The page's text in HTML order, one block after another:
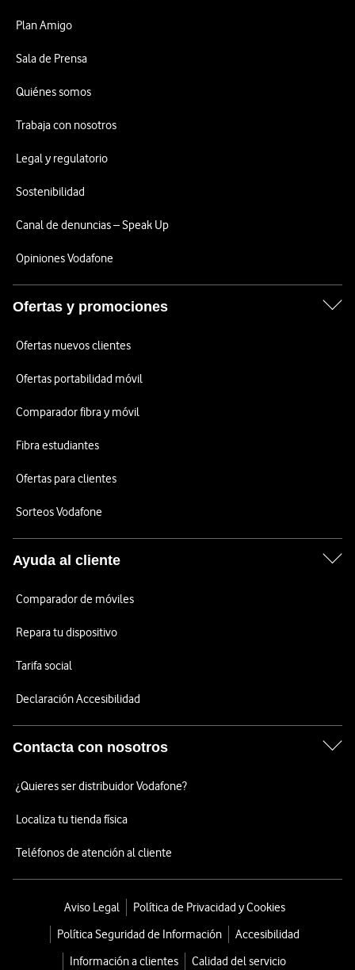
Plan Amigo
Sala de Prensa
Quiénes somos
Trabaja con nosotros
Legal y regulatorio
Sostenibilidad
Canal de denuncias – Speak Up
Opiniones Vodafone
Ofertas y promociones
Ofertas nuevos clientes
Ofertas portabilidad móvil
Comparador fibra y móvil
Fibra estudiantes
Ofertas para clientes
Sorteos Vodafone
Ayuda al cliente
Comparador de móviles
Repara tu dispositivo
Tarifa social
Declaración Accesibilidad
Contacta con nosotros
¿Quieres ser distribuidor Vodafone?
Localiza tu tienda física
Teléfonos de atención al cliente
Aviso Legal
Política de Privacidad y Cookies
Política Seguridad de Información
Accesibilidad
Información a clientes
Calidad del servicio